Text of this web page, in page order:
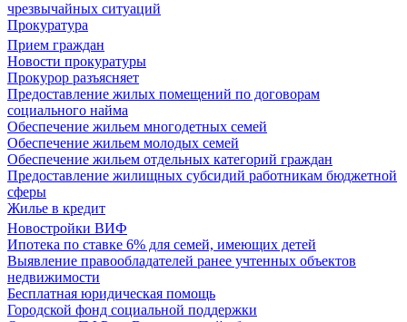
чрезвычайных ситуаций
Прокуратура
Прием граждан
Новости прокуратуры
Прокурор разъясняет
Предоставление жилых помещений по договорам
социального найма
Обеспечение жильем многодетных семей
Обеспечение жильем молодых семей
Обеспечение жильем отдельных категорий граждан
Предоставление жилищных субсидий работникам бюджетной
сферы
Жилье в кредит
Новостройки ВИФ
Ипотека по ставке 6% для семей, имеющих детей
Выявление правообладателей ранее учтенных объектов
недвижимости
Бесплатная юридическая помощь
Городской фонд социальной поддержки